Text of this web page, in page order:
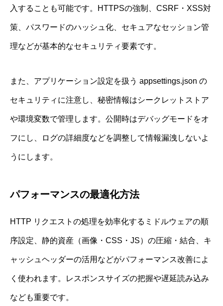
入することも可能です。HTTPSの強制、CSRF・XSS対
策、パスワードのハッシュ化、セキュアなセッション管
理などが基本的なセキュリティ要素です。
また、アプリケーション設定を扱う appsettings.json の
セキュリティに注意し、秘密情報はシークレットストア
や環境変数で管理します。公開時はデバッグモードをオ
フにし、ログの詳細度などを調整して情報漏洩しないよ
うにします。
パフォーマンスの最適化方法
HTTP リクエストの処理を効率化するミドルウェアの順
序設定、静的資産（画像・CSS・JS）の圧縮・結合、キ
ャッシュヘッダーの活用などがパフォーマンス改善によ
く使われます。レスポンスサイズの把握や遅延読み込み
なども重要です。